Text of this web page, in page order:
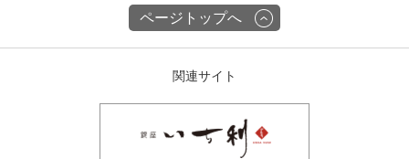
ページトップへ
関連サイト